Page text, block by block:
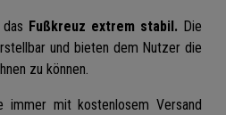
Fußkreuz extrem stabil. Die
und bieten dem Nutzer die
zu können.
mit kostenlosem Versand